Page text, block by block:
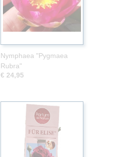
Nymphaea "Pygmaea
Rubra"
€ 24,95